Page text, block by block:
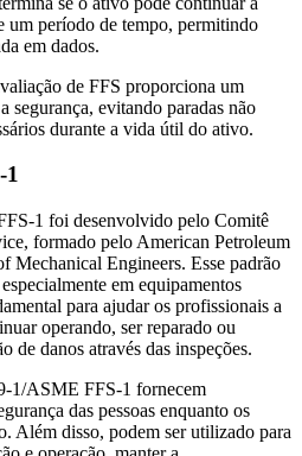
um período de tempo, permitindo
em dados.
de FFS proporciona um
segurança, evitando paradas não
durante a vida útil do ativo.
1
1 foi desenvolvido pelo Comitê
formado pelo American Petroleum
Mechanical Engineers. Esse padrão
em equipamentos
para ajudar os profissionais a
operando, ser reparado ou
de danos através das inspeções.
1/ASME FFS-1 fornecem
das pessoas enquanto os
Além disso, podem ser utilizado para